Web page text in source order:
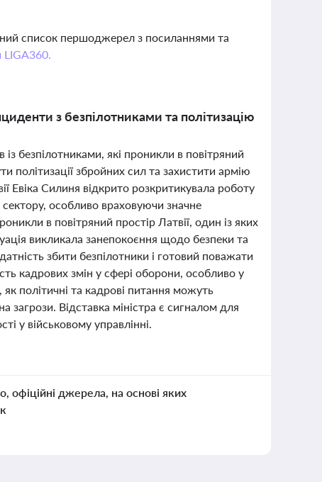
список першоджерел з посиланнями та
LIGA360.
з безпілотниками та політизацію
із безпілотниками, які проникли в повітряний
політизації збройних сил та захистити армію
Евіка Силиня відкрито розкритикувала роботу
сектору, особливо враховуючи значне
в повітряний простір Латвії, один із яких
викликала занепокоєння щодо безпеки та
збити безпілотники і готовий поважати
кадрових змін у сфері оборони, особливо у
як політичні та кадрові питання можуть
загрози. Відставка міністра є сигналом для
у військовому управлінні.
офіційні джерела, на основі яких